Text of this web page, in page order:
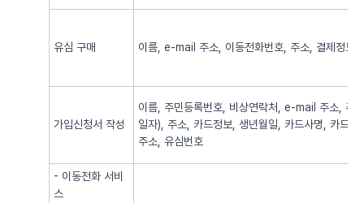
유심 구매 이름, e-mail 주소, 이동전화번호, 주소, 결제정보,
가입신청서 작성
이름, 주민등록번호, 비상연락처, e-mail 주소, 주
일자), 주소, 카드정보, 생년월일, 카드사명, 카드
주소, 유심번호
- 이동전화 서비
스